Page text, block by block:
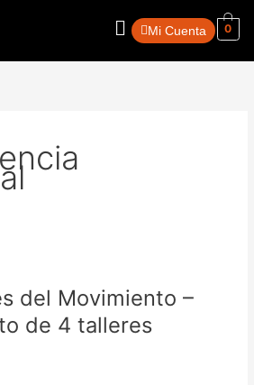
MenúMi Cuenta 0
del Movimiento –
de 4 talleres